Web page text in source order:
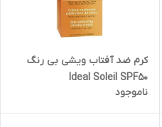
کرم ضد آفتاب ویشی بی رنگ
Ideal Soleil SPF50
ناموجود